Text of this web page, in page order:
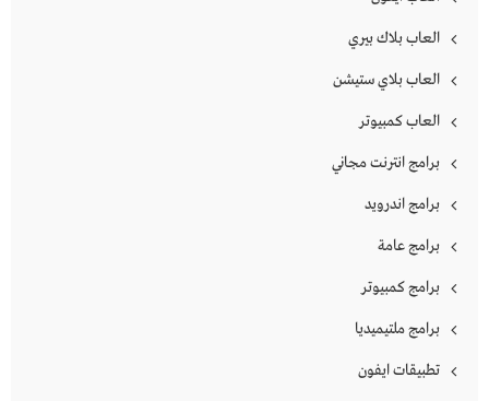
العاب بلاك بيري
العاب بلاي ستيشن
العاب كمبيوتر
برامج انترنت مجاني
برامج اندرويد
برامج عامة
برامج كمبيوتر
برامج ملتيميديا
تطبيقات ايفون